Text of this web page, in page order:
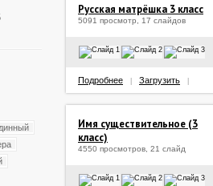
Русская матрёшка 3 класс
5091 просмотр, 17 слайдов
Подробнее Загрузить
Имя существительное (3
класс)
4550 просмотров, 21 слайд